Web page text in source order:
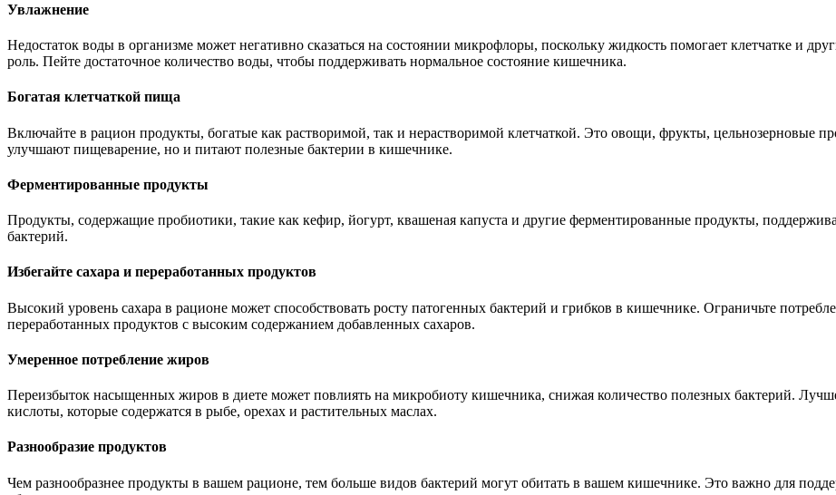
Увлажнение
Недостаток воды в организме может негативно сказаться на состоянии микрофлоры, поскольку жидкость помогает клетчатке и
роль. Пейте достаточное количество воды, чтобы поддерживать нормальное состояние кишечника.
Богатая клетчаткой пища
Включайте в рацион продукты, богатые как растворимой, так и нерастворимой клетчаткой. Это овощи, фрукты, цельнозерновые
улучшают пищеварение, но и питают полезные бактерии в кишечнике.
Ферментированные продукты
Продукты, содержащие пробиотики, такие как кефир, йогурт, квашеная капуста и другие ферментированные продукты,
бактерий.
Избегайте сахара и переработанных продуктов
Высокий уровень сахара в рационе может способствовать росту патогенных бактерий и грибков в кишечнике. Ограничьте
переработанных продуктов с высоким содержанием добавленных сахаров.
Умеренное потребление жиров
Переизбыток насыщенных жиров в диете может повлиять на микробиоту кишечника, снижая количество полезных бактерий.
кислоты, которые содержатся в рыбе, орехах и растительных маслах.
Разнообразие продуктов
Чем разнообразнее продукты в вашем рационе, тем больше видов бактерий могут обитать в вашем кишечнике. Это важно для